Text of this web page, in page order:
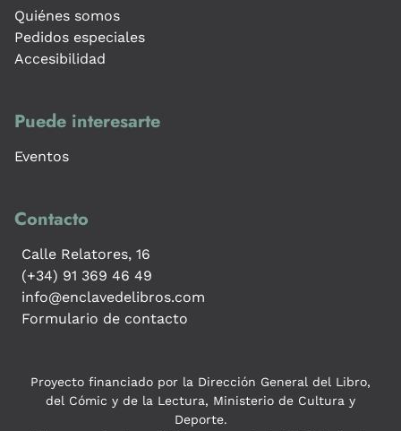
Quiénes somos
Pedidos especiales
Accesibilidad
Puede interesarte
Eventos
Contacto
Calle Relatores, 16
(+34) 91 369 46 49
info@enclavedelibros.com
Formulario de contacto
Proyecto financiado por la Dirección General del Libro,
del Cómic y de la Lectura, Ministerio de Cultura y
Deporte.